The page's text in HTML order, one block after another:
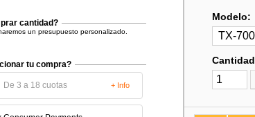
cantidad?
un presupuesto personalizado.
tu compra?
De 3 a 18 cuotas + Info
Modelo:
Cantidad